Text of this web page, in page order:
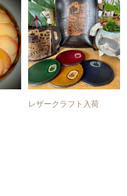
レザークラフト入荷